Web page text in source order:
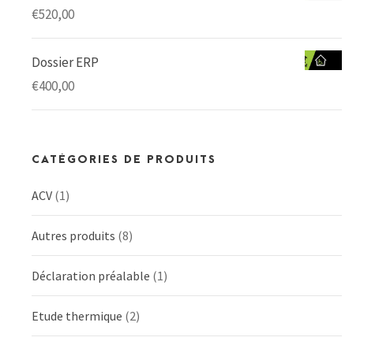
€520,00
Dossier ERP
€400,00
CATÉGORIES DE PRODUITS
ACV (1)
Autres produits (8)
Déclaration préalable (1)
Etude thermique (2)